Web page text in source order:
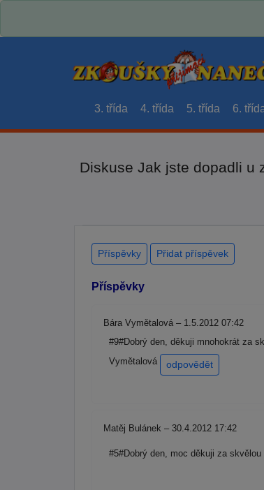
3. třída 4. třída 5. třída 6.
Diskuse Jak jste dopadli u
Příspěvky Přidat příspěvek
Příspěvky
Bára Vymětalová – 1.5.2012 07:42
#9#Dobrý den, děkuji mnohokrát za
Vymětalová
odpovědět
Matěj Bulánek – 30.4.2012 17:42
#5#Dobrý den, moc děkuji za